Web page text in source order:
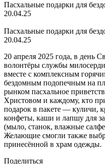
Пасхальные подарки для
20.04.25
Пасхальные подарки для
20.04.25
20 апреля 2025 года, в день
волонтёры службы
вместе с комплексным
бездомным подопечным на
рынком пасхальное
Христовом и каждому, кто
подарок в пакете — куличи,
конфеты, каши и лапшу для
(мыло, станок, влажные
Желающие смогли также
принесённой в храм одежды.
Поделиться